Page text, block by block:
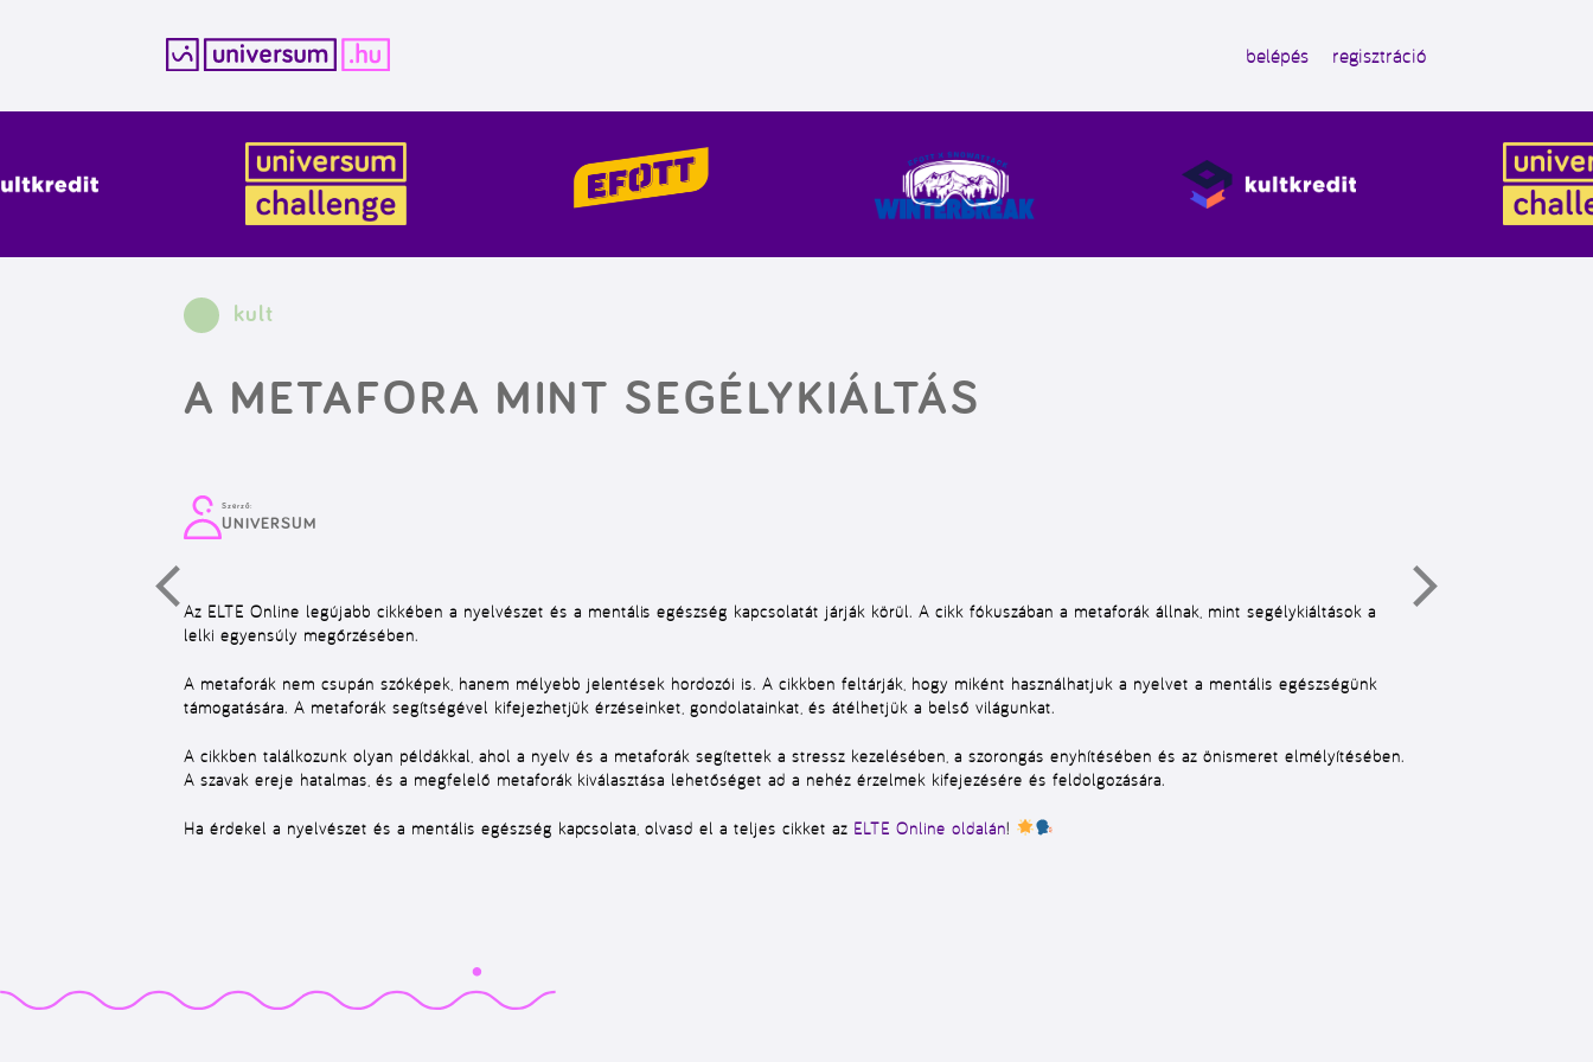
belépés regisztráció
kult
A METAFORA MINT SEGÉLYKIÁLTÁS
Szerző:
UNIVERSUM
Az ELTE Online legújabb cikkében a nyelvészet és a mentális egészség kapcsolatát járják körül. A cikk fókuszában a metaforák állnak, mint segélykiáltások a
lelki egyensúly megőrzésében.
A metaforák nem csupán szóképek, hanem mélyebb jelentések hordozói is. A cikkben feltárják, hogy miként használhatjuk a nyelvet a mentális egészségünk
támogatására. A metaforák segítségével kifejezhetjük érzéseinket, gondolatainkat, és átélhetjük a belső világunkat.
A cikkben találkozunk olyan példákkal, ahol a nyelv és a metaforák segítettek a stressz kezelésében, a szorongás enyhítésében és az önismeret elmélyítésében.
A szavak ereje hatalmas, és a megfelelő metaforák kiválasztása lehetőséget ad a nehéz érzelmek kifejezésére és feldolgozására.
Ha érdekel a nyelvészet és a mentális egészség kapcsolata, olvasd el a teljes cikket az ELTE Online oldalán!